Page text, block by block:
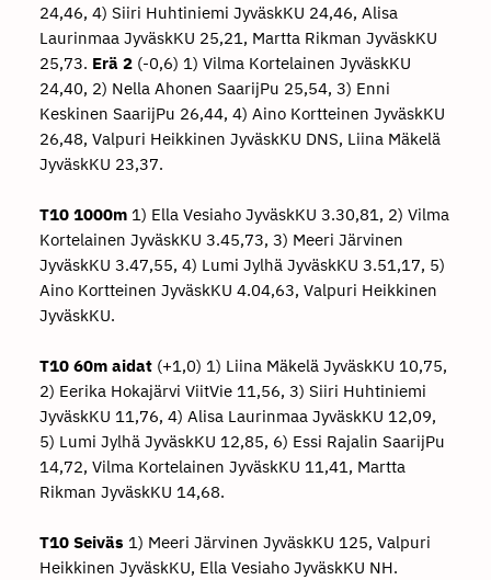
24,46, 4) Siiri Huhtiniemi JyväskKU 24,46, Alisa
Laurinmaa JyväskKU 25,21, Martta Rikman JyväskKU
25,73. Erä 2(-0,6) 1) Vilma Kortelainen JyväskKU
24,40, 2) Nella Ahonen SaarijPu 25,54, 3) Enni
Keskinen SaarijPu 26,44, 4) Aino Kortteinen JyväskKU
26,48, Valpuri Heikkinen JyväskKU DNS, Liina Mäkelä
JyväskKU 23,37.
T10 1000m1) Ella Vesiaho JyväskKU 3.30,81, 2) Vilma
Kortelainen JyväskKU 3.45,73, 3) Meeri Järvinen
JyväskKU 3.47,55, 4) Lumi Jylhä JyväskKU 3.51,17, 5)
Aino Kortteinen JyväskKU 4.04,63, Valpuri Heikkinen
JyväskKU.
T10 60m aidat(+1,0) 1) Liina Mäkelä JyväskKU 10,75,
2) Eerika Hokajärvi ViitVie 11,56, 3) Siiri Huhtiniemi
JyväskKU 11,76, 4) Alisa Laurinmaa JyväskKU 12,09,
5) Lumi Jylhä JyväskKU 12,85, 6) Essi Rajalin SaarijPu
14,72, Vilma Kortelainen JyväskKU 11,41, Martta
Rikman JyväskKU 14,68.
T10 Seiväs 1) Meeri Järvinen JyväskKU 125, Valpuri
Heikkinen JyväskKU, Ella Vesiaho JyväskKU NH.